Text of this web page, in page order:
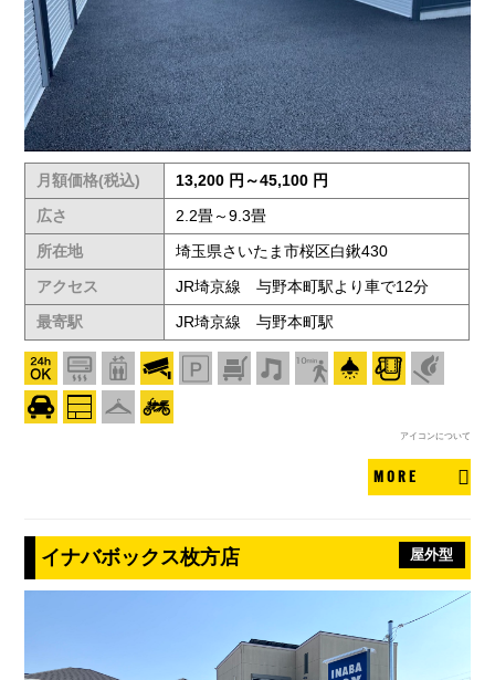
月額価格(税込)
13,200 円～45,100 円
広さ
2.2畳～9.3畳
所在地
埼玉県さいたま市桜区白鍬430
アクセス
JR埼京線 与野本町駅より車で12分
最寄駅
JR埼京線 与野本町駅
アイコンについて
MORE
イナバボックス枚方店 屋外型